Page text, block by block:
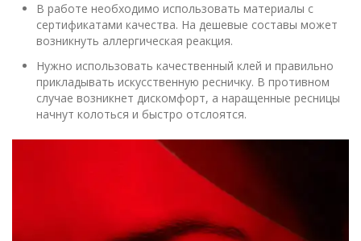
В работе необходимо использовать материалы с
сертификатами качества. На дешевые составы может
возникнуть аллергическая реакция.
Нужно использовать качественный клей и правильно
прикладывать искусственную ресничку. В противном
случае возникнет дискомфорт, а наращенные ресницы
начнут колоться и быстро отслоятся.